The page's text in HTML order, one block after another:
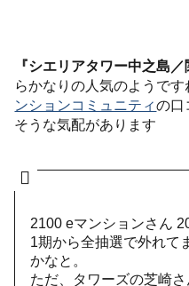
『シエリアタワー中之島／
らかなりの人気のようです
ンションコミュニティの口
そうな気配があります
2100 eマンションさん
1期から全抽選で外れて
かなと。
ただ、タワーズの芝崎